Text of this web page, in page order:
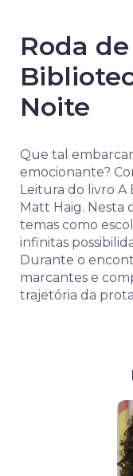
Roda
Noite
Que tal
emocionante?
Leitura do livro A
Matt Haig. Nesta
temas como
infinitas
Durante o
marcantes e
trajetória da